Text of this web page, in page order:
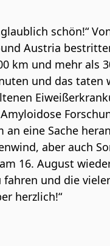
schön!“
Austria
km und mehr als
und das taten
eine Sache
aber auch
16. August
und die
herzlich!“